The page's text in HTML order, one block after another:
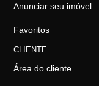
Anunciar seu imóvel
Favoritos
CLIENTE
Área do cliente